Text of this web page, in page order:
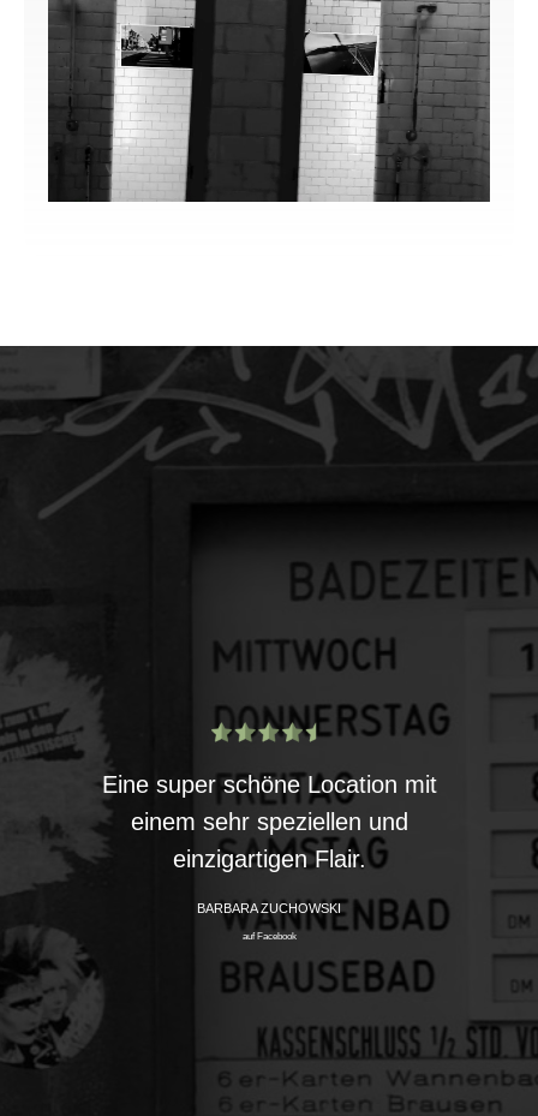
Eine super schöne Location mit
einem sehr speziellen und
einzigartigen Flair.
BARBARA ZUCHOWSKI
auf Facebook